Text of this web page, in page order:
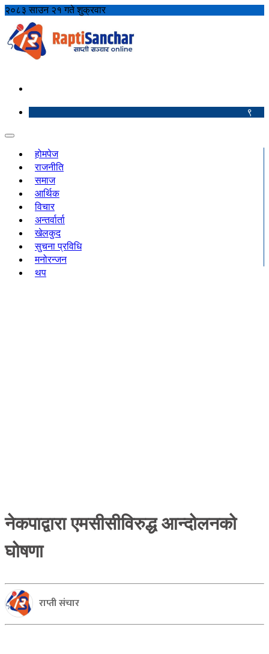
२०८३ साउन २१ गते शुक्रवार
९
होमपेज
राजनीति
समाज
आर्थिक
विचार
अन्तर्वार्ता
खेलकुद
सुचना प्रविधि
मनोरन्जन
थप
नेकपाद्वारा एमसीसीविरुद्ध आन्दोलनको
घोषणा
राप्ती संचार